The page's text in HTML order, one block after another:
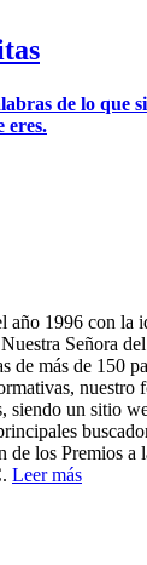
de lo que
eres.
año 1996 con la
Señora
de más de 150
nuestro
siendo un sitio
de los Premios a
Leer más